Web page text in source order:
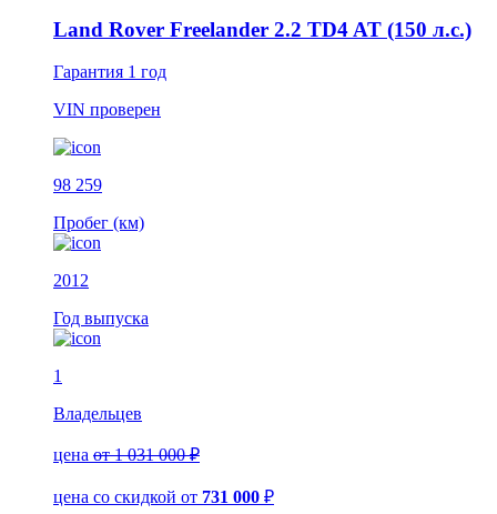
Land Rover Freelander 2.2 TD4 AT (150 л.с.)
Гарантия 1 год
VIN проверен
98 259
Пробег (км)
2012
Год выпуска
1
Владельцев
цена от 1 031 000 ₽
цена со скидкой от 731 000 ₽